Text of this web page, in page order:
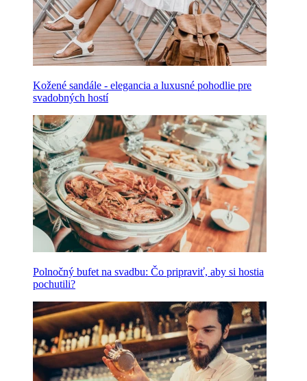
Kožené sandále - elegancia a luxusné pohodlie pre
svadobných hostí
Polnočný bufet na svadbu: Čo pripraviť, aby si hostia
pochutili?